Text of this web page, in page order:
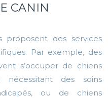
CANIN
proposent des services
Par exemple, des
s’occuper de chiens
des soins
ou de chiens